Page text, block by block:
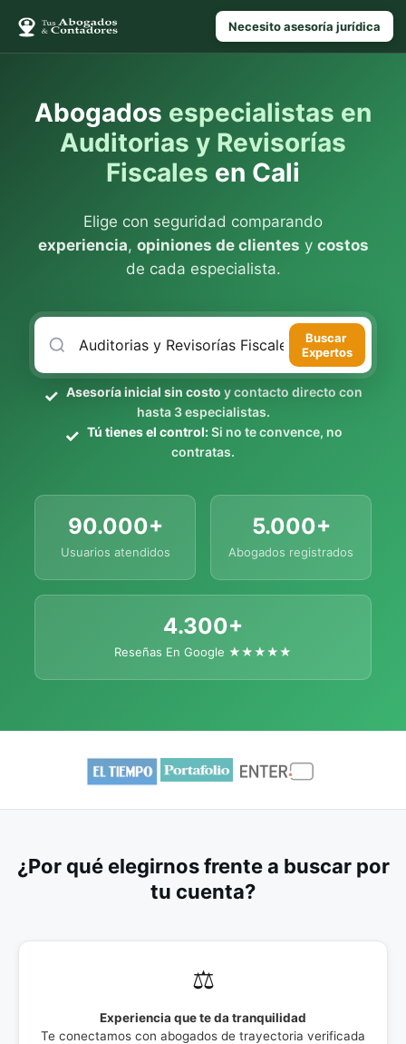
Necesito asesoría jurídica
Abogados especialistas en
Auditorias y Revisorías
Fiscales en Cali
Elige con seguridad comparando
experiencia, opiniones de clientes y costos
de cada especialista.
Buscar
Expertos
Asesoría inicial sin costo y contacto directo con
hasta 3 especialistas.
Tú tienes el control:Si no te convence, no
contratas.
90.000+
Usuarios atendidos
5.000+
Abogados registrados
4.300+
Reseñas En Google ★★★★★
¿Por qué elegirnos frente a buscar por
tu cuenta?
⚖️
Experiencia que te da tranquilidad
Te conectamos con abogados de trayectoria verificada